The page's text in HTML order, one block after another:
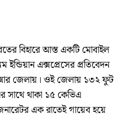
বিহারে আস্ত একটি মোবাইল
ইন্ডিয়ান এক্সপ্রেসের প্রতিবেদন
জেলায়। ওই জেলায় ১৩২ ফুট
সাথে থাকা ১৫ কেভিএ
এক রাতেই গায়েব হয়ে